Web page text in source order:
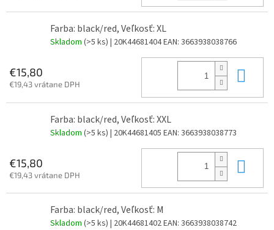
Farba: black/red, Veľkosť: XL
Skladom (>5 ks) | 20K44681404EAN: 3663938038766
€15,80
€19,43 vrátane DPH
Farba: black/red, Veľkosť: XXL
Skladom (>5 ks) | 20K44681405 EAN: 3663938038773
€15,80
€19,43 vrátane DPH
Farba: black/red, Veľkosť: M
Skladom (>5 ks) | 20K44681402EAN: 3663938038742